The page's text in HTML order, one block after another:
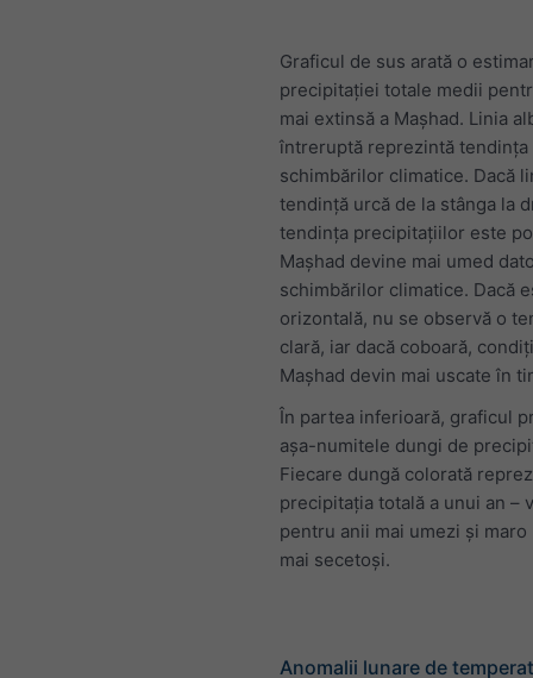
Graficul de sus arată o
precipitației totale medii
mai extinsă a Mașhad. Linia
întreruptă reprezintă tendința
schimbărilor climatice. Dacă
tendință urcă de la stânga la
tendința precipitațiilor este
Mașhad devine mai umed
schimbărilor climatice. Dacă
orizontală, nu se observă o
clară, iar dacă coboară,
Mașhad devin mai uscate în
În partea inferioară, graficul
așa-numitele dungi de
Fiecare dungă colorată
precipitația totală a unui an –
pentru anii mai umezi și
mai secetoși.
Anomalii lunare de